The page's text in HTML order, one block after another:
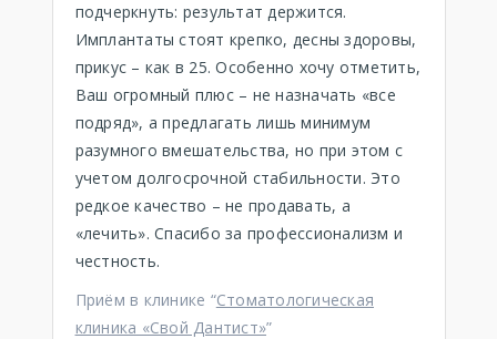
подчеркнуть: результат держится.
Имплантаты стоят крепко, десны здоровы,
прикус – как в 25. Особенно хочу отметить,
Ваш огромный плюс – не назначать «все
подряд», а предлагать лишь минимум
разумного вмешательства, но при этом с
учетом долгосрочной стабильности. Это
редкое качество – не продавать, а
«лечить». Спасибо за профессионализм и
честность.
Приём в клинике “Стоматологическая
клиника «Свой Дантист»”